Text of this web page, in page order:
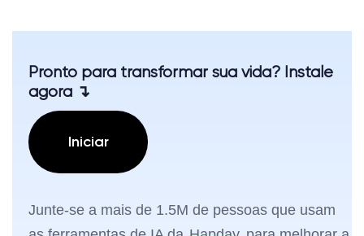
Pronto para transformar sua vida? Instale
agora ↴
Iniciar
Junte-se a mais de 1.5M de pessoas que usam